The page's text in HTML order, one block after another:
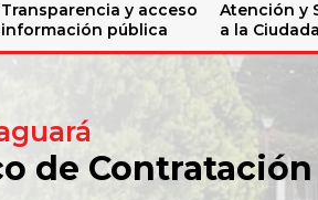
Transparencia y acceso
información pública
Atención y
a la
de Contratación